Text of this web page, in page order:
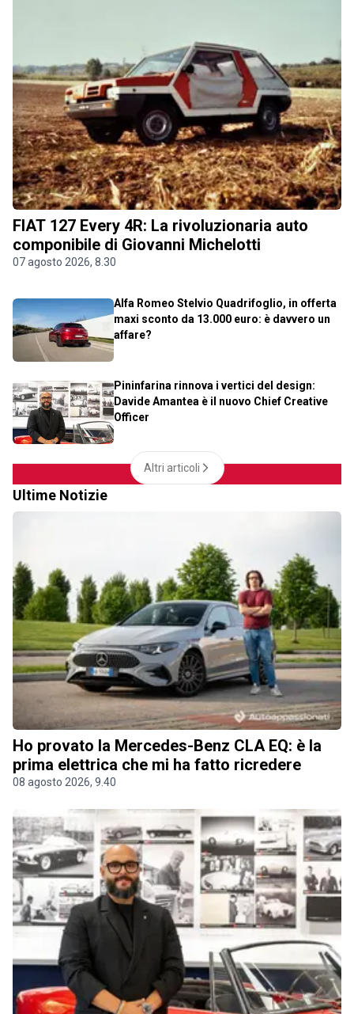
FIAT 127 Every 4R: La rivoluzionaria auto
componibile di Giovanni Michelotti
07 agosto 2026, 8.30
Alfa Romeo Stelvio Quadrifoglio, in offerta
maxi sconto da 13.000 euro: è davvero un
affare?
Pininfarina rinnova i vertici del design:
Davide Amantea è il nuovo Chief Creative
Officer
Altri articoli
Ultime Notizie
Ho provato la Mercedes-Benz CLA EQ: è la
prima elettrica che mi ha fatto ricredere
08 agosto 2026, 9.40